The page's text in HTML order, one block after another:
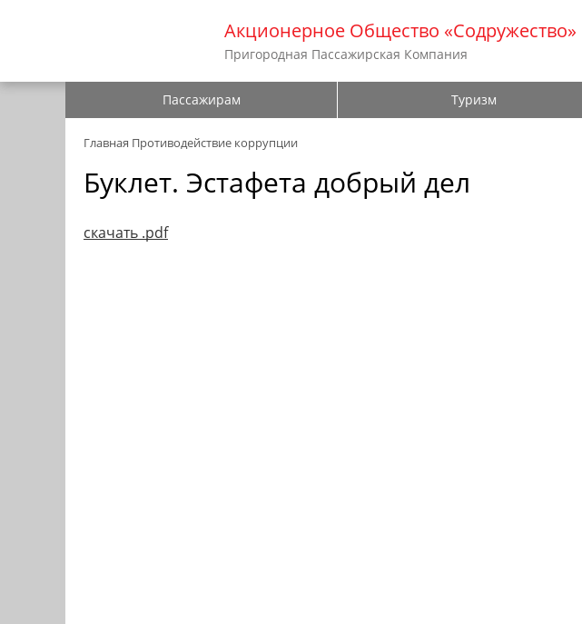
Акционерное Общество «Содружество»
Пригородная Пассажирская Компания
Пассажирам Туризм
Главная Противодействие коррупции
Буклет. Эстафета добрый дел
cкачать .pdf